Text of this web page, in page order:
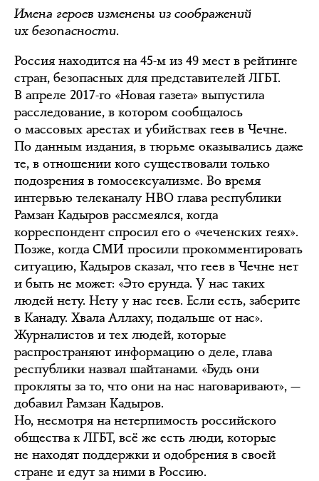
Имена героев изменены из соображений
их безопасности.
Россия находится на 45-м из 49 мест в рейтинге
стран, безопасных для представителей ЛГБТ.
В апреле 2017-го «Новая газета» выпустила
расследование, в котором сообщалось
о массовых арестах и убийствах геев в Чечне.
По данным издания, в тюрьме оказывались даже
те, в отношении кого существовали только
подозрения в гомосексуализме. Во время
интервью телеканалу HBO глава республики
Рамзан Кадыров рассмеялся, когда
корреспондент спросил его о «чеченских геях».
Позже, когда СМИ просили прокомментировать
ситуацию, Кадыров сказал, что геев в Чечне нет
и быть не может: «Это ерунда. У нас таких
людей нету. Нету у нас геев. Если есть, заберите
в Канаду. Хвала Аллаху, подальше от нас».
Журналистов и тех людей, которые
распространяют информацию о деле, глава
республики назвал шайтанами. «Будь они
прокляты за то, что они на нас наговаривают», —
добавил Рамзан Кадыров.
Но, несмотря на нетерпимость российского
общества к ЛГБТ, всё же есть люди, которые
не находят поддержки и одобрения в своей
стране и едут за ними в Россию.